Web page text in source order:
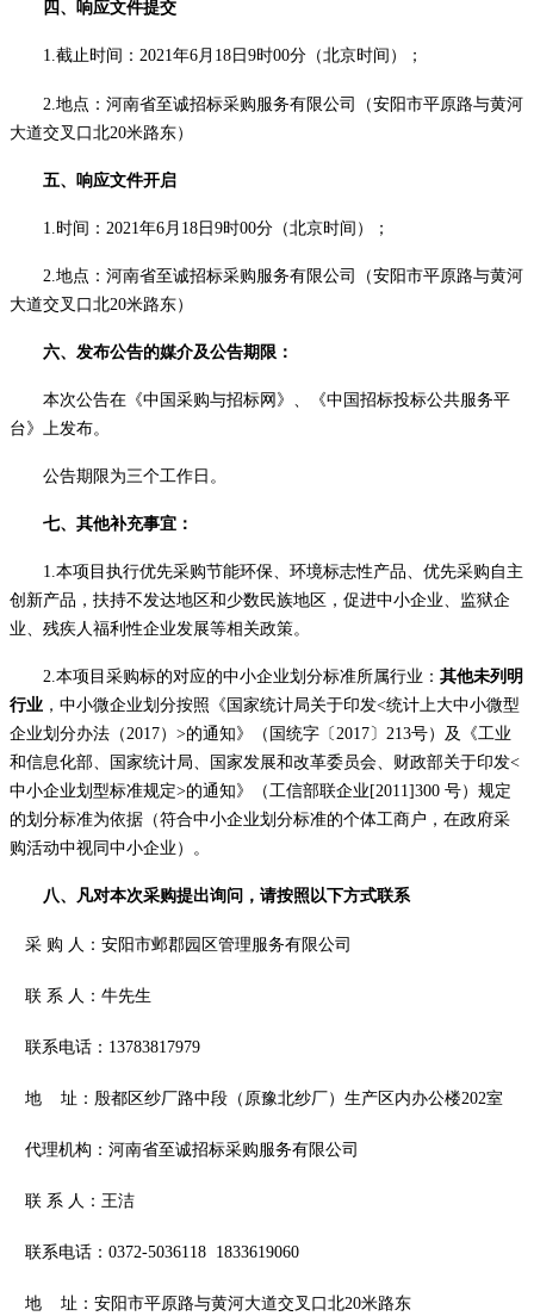
四、响应文件提交
1.截止时间： 2021年6月 18 日 9时00分 （北京时间）；
2.地点：河南省至诚招标采购服务有限公司（安阳市平原路与黄河
大道交叉口北20米路东）
五、响应文件开启
1.时间： 2021年6月 18 日 9时00分 （北京时间）；
2.地点：河南省至诚招标采购服务有限公司（安阳市平原路与黄河
大道交叉口北20米路东）
六、发布公告的媒介及公告期限：
本次公告在《中国采购与招标网》、《中国招标投标公共服务平
台》上发布。
公告期限为三个工作日。
七、其他补充事宜：
1.本项目执行优先采购节能环保、环境标志性产品、优先采购自主
创新产品，扶持不发达地区和少数民族地区，促进中小企业、监狱企
业、残疾人福利性企业发展等相关政策。
2.本项目采购标的对应的中小企业划分标准所属行业： 其他未列明
行业 ，中小微企业划分按照《国家统计局关于印发<统计上大中小微型
企业划分办法（2017）>的通知》（国统字〔2017〕213号）及《工业
和信息化部、国家统计局、国家发展和改革委员会、财政部关于印发<
中小企业划型标准规定>的通知》（工信部联企业[2011]300 号）规定
的划分标准为依据（符合中小企业划分标准的个体工商户，在政府采
购活动中视同中小企业）。
八、凡对本次采购提出询问，请按照以下方式联系
采 购 人：安阳市邺郡园区管理服务有限公司
联 系 人：牛先生
联系电话： 13783817979
地 址：殷都区纱厂路中段（原豫北纱厂）生产区内办公楼202室
代理机构：河南省至诚招标采购服务有限公司
联 系 人：王洁
联系电话： 0372-5036118 1833619060
地 址：安阳市平原路与黄河大道交叉口北20米路东